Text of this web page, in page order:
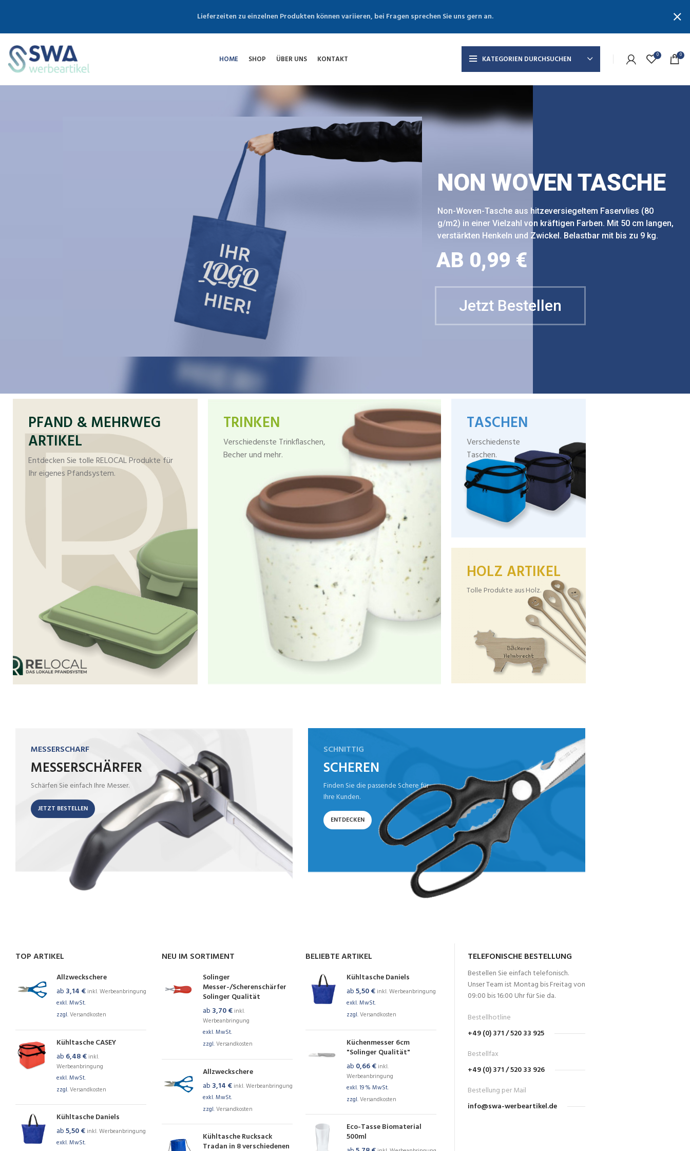
HOME SHOP ÜBER UNS KONTAKT KATEGORIEN DURCHSUCHEN 0 0
NON WOVEN TASCHE
Non-Woven-Tasche aus hitzeversiegeltem Faservlies (80
g/m2) in einer Vielzahl von kräftigen Farben. Mit 50 cm langen,
verstärkten Henkeln und Zwickel. Belastbar mit bis zu 9 kg.
Jetzt Bestellen
AB 0,99 €
PFAND & MEHRWEG
ARTIKEL
Entdecken Sie tolle RELOCAL Produkte für
Ihr eigenes Pfandsystem.
TRINKEN
Verschiedenste Trinkflaschen,
Becher und mehr.
TASCHEN
Verschiedenste
Taschen.
HOLZ ARTIKEL
Tolle Produkte aus Holz.
MESSERSCHARF
MESSERSCHÄRFER
Schärfen Sie einfach Ihre Messer.
JETZT BESTELLEN
SCHNITTIG
SCHEREN
Finden Sie die passende Schere für
Ihre Kunden.
ENTDECKEN
TOP ARTIKEL
Allzweckschere
ab 3,14 € inkl. Werbeanbringung
exkl. MwSt.
zzgl.Versandkosten
Kühltasche CASEY
ab 6,48€ inkl.
Werbeanbringung
exkl. MwSt.
zzgl.Versandkosten
Kühltasche Daniels
ab5,50€ inkl. Werbeanbringung
exkl. MwSt.
NEU IM SORTIMENT
Solinger
Messer-/Scherenschärfer
Solinger Qualität
ab 3,70€ inkl.
Werbeanbringung
exkl. MwSt.
zzgl.Versandkosten
Allzweckschere
ab 3,14 € inkl. Werbeanbringung
exkl. MwSt.
zzgl.Versandkosten
Kühltasche Rucksack
Tradan in 8 verschiedenen
BELIEBTE ARTIKEL
Kühltasche Daniels
ab5,50€ inkl. Werbeanbringung
exkl. MwSt.
zzgl.Versandkosten
Küchenmesser 6cm
"Solinger Qualität"
ab 0,66€ inkl.
Werbeanbringung
exkl. 19 % MwSt.
zzgl.Versandkosten
Eco-Tasse Biomaterial
500ml
TELEFONISCHE BESTELLUNG
Bestellen Sie einfach telefonisch.
Unser Team ist Montag bis Freitag von
09:00 bis 16:00 Uhr für Sie da.
Bestellhotline
+49 (0) 371 / 520 33 925
Bestellfax
+49 (0) 371 / 520 33 926
Bestellung per Mail
info@swa-werbeartikel.de
Lieferzeiten zu einzelnen Produkten können variieren, bei Fragen sprechen Sie uns gern an.